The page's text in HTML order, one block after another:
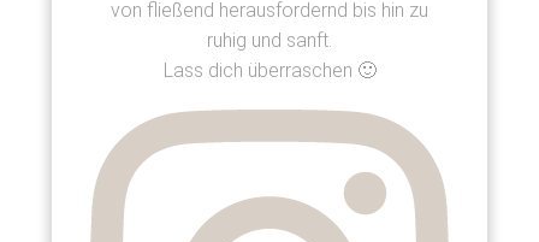
von fließend herausfordernd bis hin zu
ruhig und sanft.
Lass dich überraschen 🙂